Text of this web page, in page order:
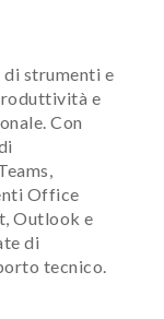
di strumenti e
e
Con
Office
Outlook e
di
tecnico.